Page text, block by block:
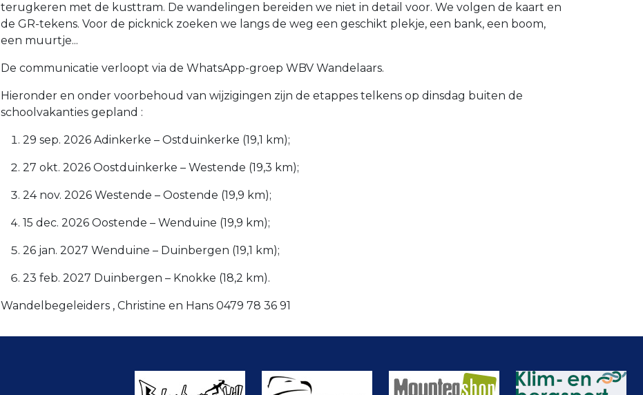
terugkeren met de kusttram. De wandelingen bereiden we niet in detail voor. We volgen de kaart en
de GR-tekens. Voor de picknick zoeken we langs de weg een geschikt plekje, een bank, een boom,
een muurtje...
De communicatie verloopt via de WhatsApp-groep WBV Wandelaars.
Hieronder en onder voorbehoud van wijzigingen zijn de etappes telkens op dinsdag buiten de
schoolvakanties gepland :
29 sep. 2026 Adinkerke – Ostduinkerke (19,1 km);
27 okt. 2026 Oostduinkerke – Westende (19,3 km);
24 nov. 2026 Westende – Oostende (19,9 km);
15 dec. 2026 Oostende – Wenduine (19,9 km);
26 jan. 2027 Wenduine – Duinbergen (19,1 km);
23 feb. 2027 Duinbergen – Knokke (18,2 km).
Wandelbegeleiders , Christine en Hans 0479 78 36 91